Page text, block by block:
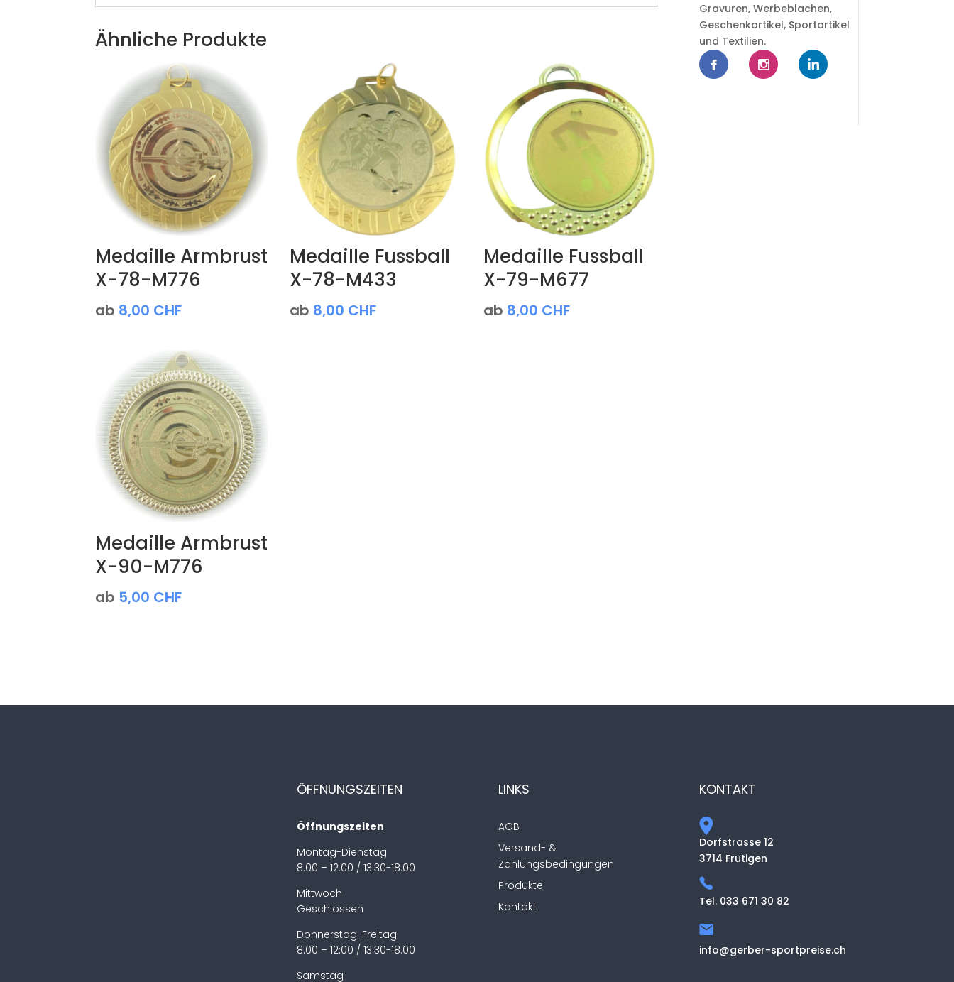
Ähnliche Produkte
Medaille Armbrust
X-78-M776
ab 8,00 CHF
Medaille Fussball
X-78-M433
ab 8,00 CHF
Medaille Fussball
X-79-M677
ab 8,00 CHF
Medaille Armbrust
X-90-M776
ab 5,00 CHF
Gravuren, Werbeblachen,
Geschenkartikel, Sportartikel
und Textilien.
ÖFFNUNGSZEITEN
Öffnungszeiten
Montag-Dienstag
8.00 – 12:00 / 13.30-18.00
Mittwoch
Geschlossen
Donnerstag-Freitag
8.00 – 12:00 / 13.30-18.00
Samstag
LINKS
AGB
Versand- &
Zahlungsbedingungen
Produkte
Kontakt
KONTAKT
Dorfstrasse 12
3714 Frutigen
Tel. 033 671 30 82
info@gerber-sportpreise.ch